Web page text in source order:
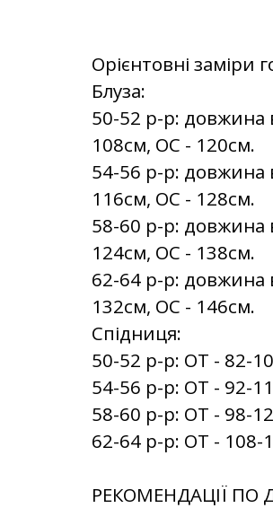
Орієнтовні заміри
Блуза:
50-52 р-р: довжина
108см, OC - 120см.
54-56 р-р: довжина
116см, OC - 128см.
58-60 р-р: довжина
124см, OC - 138см.
62-64 р-р: довжина
132см, OC - 146см.
Спідниця:
50-52 р-р: ОТ - 82-
54-56 р-р: ОТ - 92-
58-60 р-р: ОТ - 98-
62-64 р-р: ОТ - 108-
РЕКОМЕНДАЦІЇ ПО